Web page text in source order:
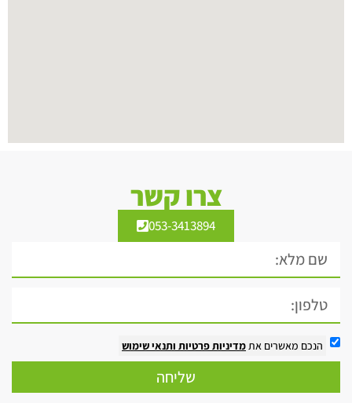
צרו קשר
053-3413894
הנכם מאשרים אתמדיניות פרטיות ותנאי שימוש
שליחה